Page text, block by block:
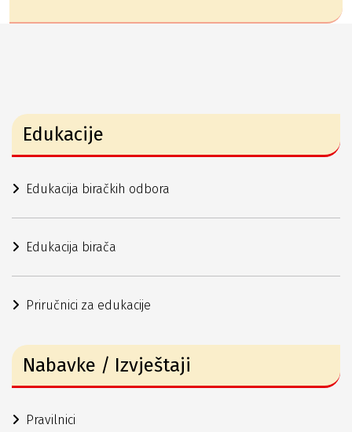
Edukacije
Edukacija biračkih odbora
Edukacija birača
Priručnici za edukacije
Nabavke / Izvještaji
Pravilnici